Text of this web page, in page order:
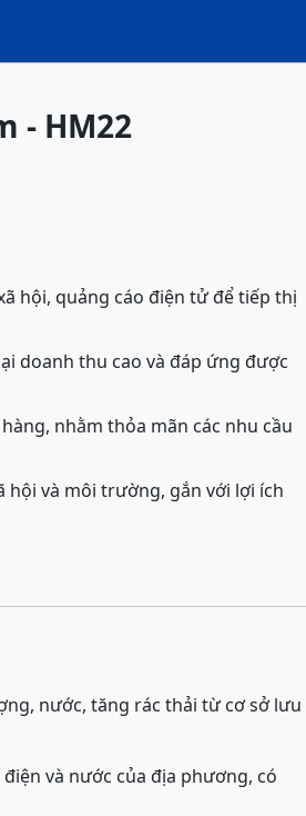
- HM22
hội, quảng cáo điện tử để tiếp thị
doanh thu cao và đáp ứng được
nhằm thỏa mãn các nhu cầu
hội và môi trường, gắn với lợi ích
nước, tăng rác thải từ cơ sở lưu
và nước của địa phương, có